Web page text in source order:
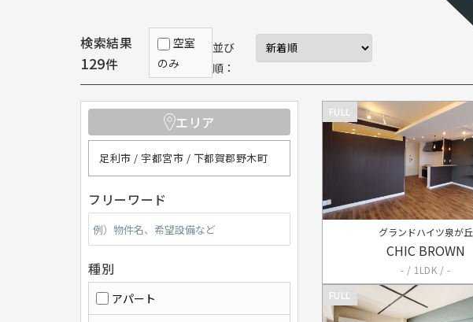
検索結果
129件
空室
のみ
並び
順：
FULL
グランドハイツ泉が丘
CHIC BROWN
- / 1LDK / -
FULL
エリア
足利市 / 宇都宮市 / 下都賀郡野木町
フリーワード
種別
アパート